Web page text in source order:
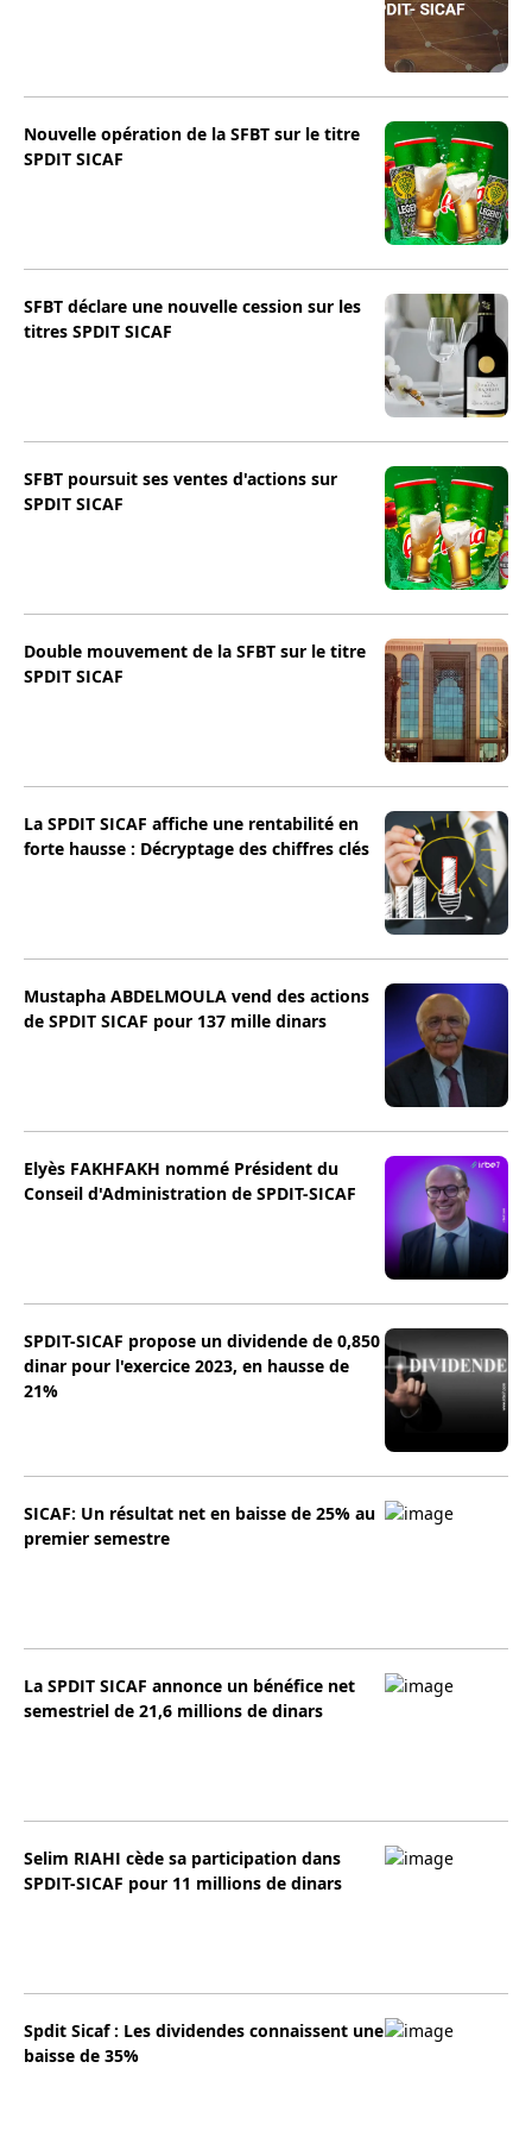
Nouvelle opération de la SFBT sur le titre
SPDIT SICAF
SFBT déclare une nouvelle cession sur les
titres SPDIT SICAF
SFBT poursuit ses ventes d'actions sur
SPDIT SICAF
Double mouvement de la SFBT sur le titre
SPDIT SICAF
La SPDIT SICAF affiche une rentabilité en
forte hausse : Décryptage des chiffres clés
Mustapha ABDELMOULA vend des actions
de SPDIT SICAF pour 137 mille dinars
Elyès FAKHFAKH nommé Président du
Conseil d'Administration de SPDIT-SICAF
SPDIT-SICAF propose un dividende de 0,850
dinar pour l'exercice 2023, en hausse de
21%
SICAF: Un résultat net en baisse de 25% au
premier semestre
La SPDIT SICAF annonce un bénéfice net
semestriel de 21,6 millions de dinars
Selim RIAHI cède sa participation dans
SPDIT-SICAF pour 11 millions de dinars
Spdit Sicaf : Les dividendes connaissent une
baisse de 35%